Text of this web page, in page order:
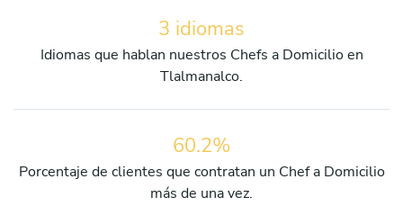
3 idiomas
Idiomas que hablan nuestros Chefs a Domicilio en
Tlalmanalco.
60.2%
Porcentaje de clientes que contratan un Chef a Domicilio
más de una vez.